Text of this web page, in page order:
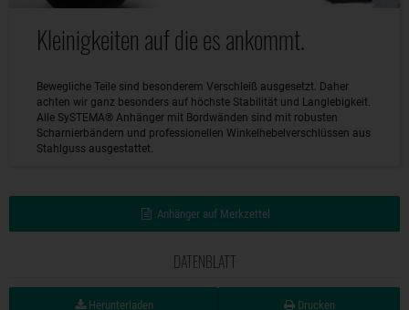
Kleinigkeiten auf die es ankommt.
Bewegliche Teile sind besonderem Verschleiß ausgesetzt. Daher
achten wir ganz besonders auf höchste Stabilität und Langlebigkeit.
Alle SySTEMA® Anhänger mit Bordwänden sind mit robusten
Scharnierbändern und professionellen Winkelhebelverschlüssen aus
Stahlguss ausgestattet.
Anhänger auf Merkzettel
DATENBLATT
Herunterladen Drucken